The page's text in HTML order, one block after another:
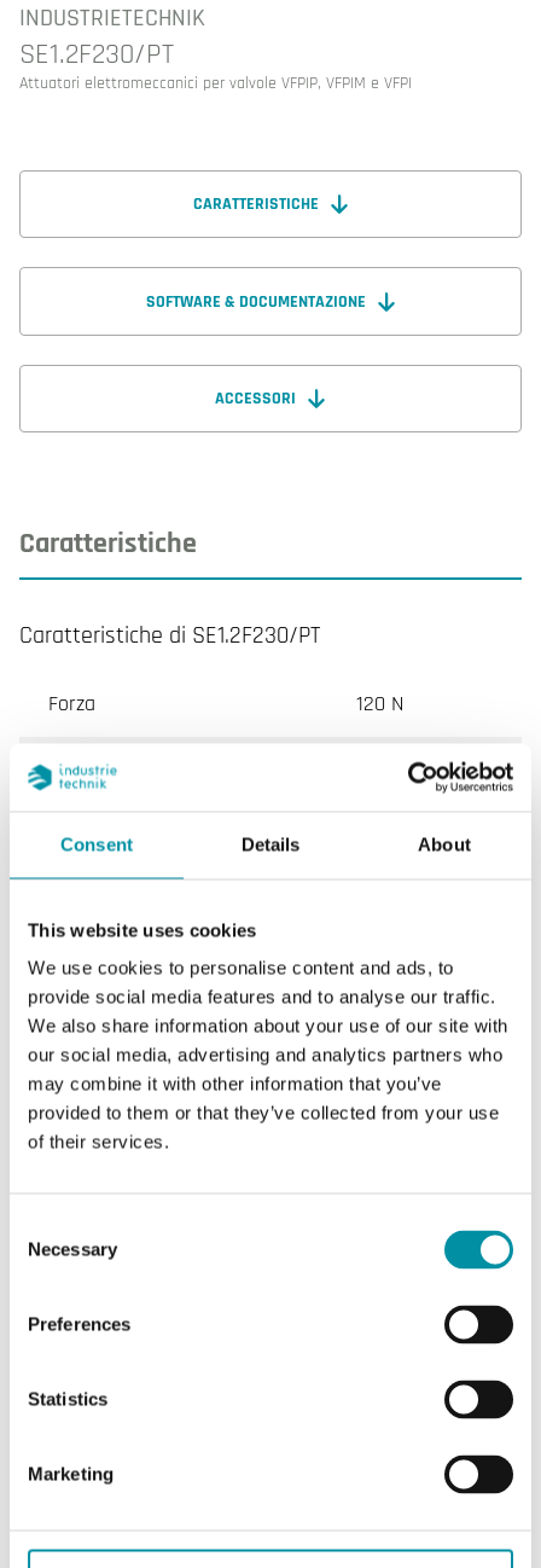
Consent Details About
This website uses cookies
We use cookies to personalise content and ads, to
provide social media features and to analyse our traffic.
We also share information about your use of our site with
our social media, advertising and analytics partners who
may combine it with other information that you’ve
provided to them or that they’ve collected from your use
of their services.
Selection
Necessary
Preferences
Statistics
Marketing
INDUSTRIETECHNIK
SE1.2F230/PT
Attuatori elettromeccanici per valvole VFPIP, VFPIM e VFPI
CARATTERISTICHE
SOFTWARE & DOCUMENTAZIONE
ACCESSORI
Caratteristiche
Caratteristiche di SE1.2F230/PT
Forza 120 N
Tensione di alimentazione 230 V AC
Potenza assorbita 2,2 W / 6,5 VA
Velocità 8 s/mm
Caratteristiche di Attuatori elettromeccanici per
valvole VFPIP, VFPIM e VFPI
Umidità ambiente (senza
10…90 % RH
0…50 °C
Dimensioni esterne (LxAxP)
49x74x80